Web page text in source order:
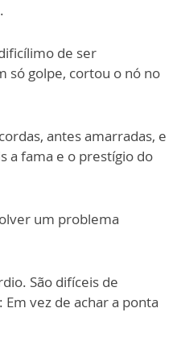
de ser
só golpe, cortou o nó no
antes amarradas, e
a fama e o prestígio do
um problema
São difíceis de
vez de achar a ponta